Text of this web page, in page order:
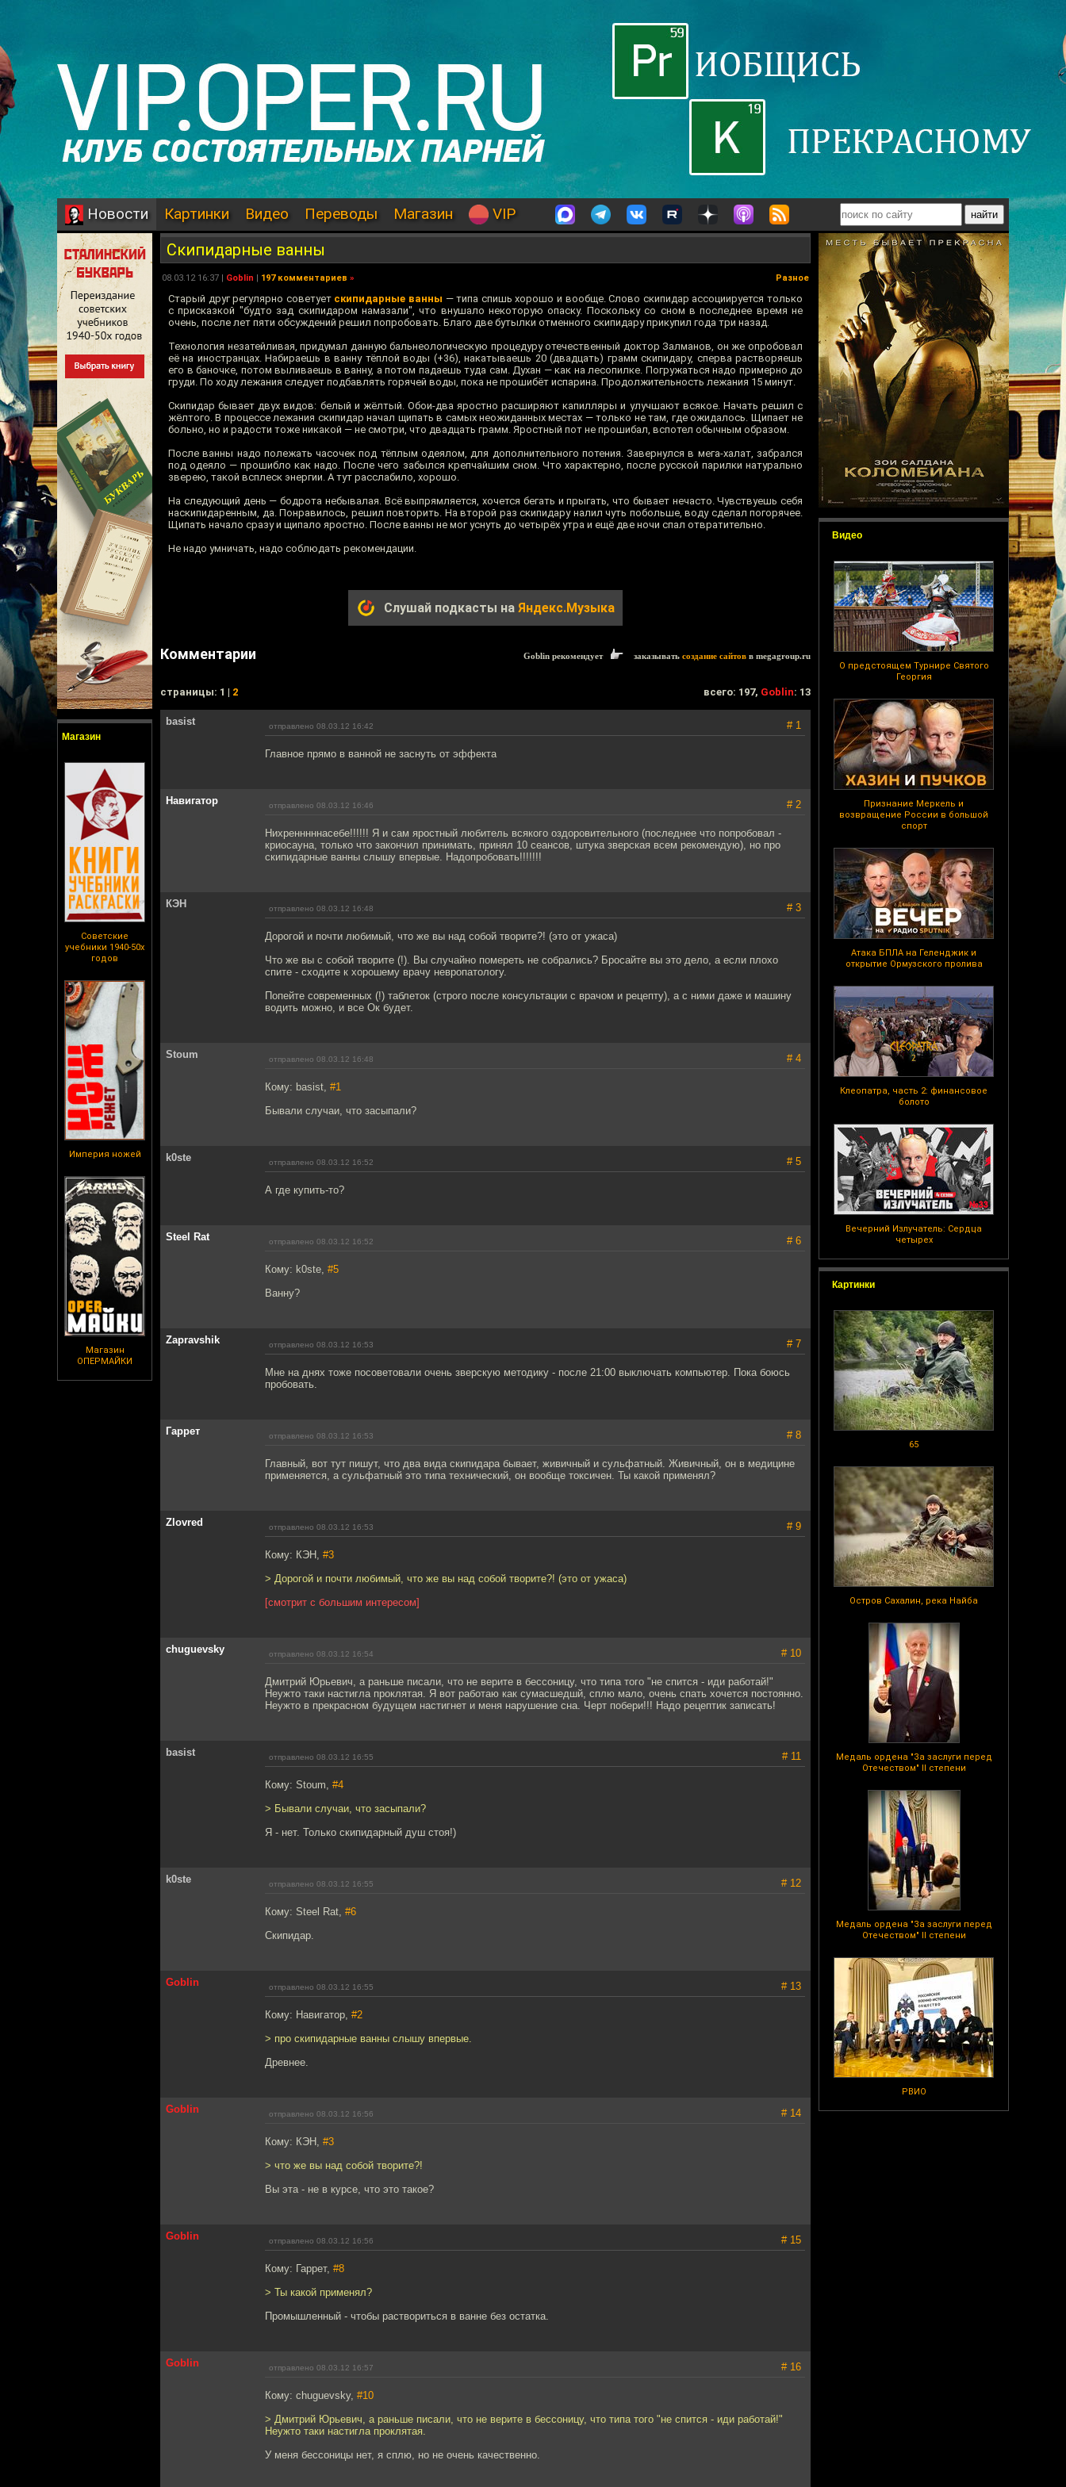
Новости Картинки Видео Переводы Магазин VIP
Магазин
Советские
учебники 1940-50х
годов
Империя ножей
Магазин
ОПЕРМАЙКИ
Видео
О предстоящем Турнире Святого
Георгия
Признание Меркель и
возвращение России в большой
спорт
Атака БПЛА на Геленджик и
открытие Ормузского пролива
Клеопатра, часть 2: финансовое
болото
Вечерний Излучатель: Сердца
четырех
Картинки
65
Остров Сахалин, река Найба
Медаль ордена "За заслуги перед
Отечеством" II степени
Медаль ордена "За заслуги перед
Отечеством" II степени
РВИО
Скипидарные ванны
08.03.12 16:37 | Goblin | 197 комментариев » Разное
Старый друг регулярно советует скипидарные ванны — типа спишь хорошо и вообще. Слово скипидар ассоциируется только
с присказкой "будто зад скипидаром намазали", что внушало некоторую опаску. Поскольку со сном в последнее время не
очень, после лет пяти обсуждений решил попробовать. Благо две бутылки отменного скипидару прикупил года три назад.
Технология незатейливая, придумал данную бальнеологическую процедуру отечественный доктор Залманов, он же опробовал
её на иностранцах. Набираешь в ванну тёплой воды (+36), накатываешь 20 (двадцать) грамм скипидару, сперва растворяешь
его в баночке, потом выливаешь в ванну, а потом падаешь туда сам. Духан — как на лесопилке. Погружаться надо примерно до
груди. По ходу лежания следует подбавлять горячей воды, пока не прошибёт испарина. Продолжительность лежания 15 минут.
Скипидар бывает двух видов: белый и жёлтый. Обои-два яростно расширяют капилляры и улучшают всякое. Начать решил с
жёлтого. В процессе лежания скипидар начал щипать в самых неожиданных местах — только не там, где ожидалось. Щипает не
больно, но и радости тоже никакой — не смотри, что двадцать грамм. Яростный пот не прошибал, вспотел обычным образом.
После ванны надо полежать часочек под тёплым одеялом, для дополнительного потения. Завернулся в мега-халат, забрался
под одеяло — прошибло как надо. После чего забылся крепчайшим сном. Что характерно, после русской парилки натурально
зверею, такой всплеск энергии. А тут расслабило, хорошо.
На следующий день — бодрота небывалая. Всё выпрямляется, хочется бегать и прыгать, что бывает нечасто. Чувствуешь себя
наскипидаренным, да. Понравилось, решил повторить. На второй раз скипидару налил чуть побольше, воду сделал погорячее.
Щипать начало сразу и щипало яростно. После ванны не мог уснуть до четырёх утра и ещё две ночи спал отвратительно.
Не надо умничать, надо соблюдать рекомендации.
Слушай подкасты на Яндекс.Музыка
Комментарии Goblin рекомендует заказывать создание сайтов в megagroup.ru
cтраницы: 1 | 2 всего: 197, Goblin: 13
basist отправлено 08.03.12 16:42 # 1
Главное прямо в ванной не заснуть от эффекта
Навигатор отправлено 08.03.12 16:46 # 2
Нихренннннасебе!!!!!! Я и сам яростный любитель всякого оздоровительного (последнее что попробовал -
криосауна, только что закончил принимать, принял 10 сеансов, штука зверская всем рекомендую), но про
скипидарные ванны слышу впервые. Надопробовать!!!!!!!
КЭН отправлено 08.03.12 16:48 # 3
Дорогой и почти любимый, что же вы над собой творите?! (это от ужаса)
Что же вы с собой творите (!). Вы случайно помереть не собрались? Бросайте вы это дело, а если плохо
спите - сходите к хорошему врачу невропатологу.
Попейте современных (!) таблеток (строго после консультации с врачом и рецепту), а с ними даже и машину
водить можно, и все Ок будет.
Stoum отправлено 08.03.12 16:48 # 4
Кому: basist, #1
Бывали случаи, что засыпали?
k0ste отправлено 08.03.12 16:52 # 5
А где купить-то?
Steel Rat отправлено 08.03.12 16:52 # 6
Кому: k0ste, #5
Ванну?
Zapravshik отправлено 08.03.12 16:53 # 7
Мне на днях тоже посоветовали очень зверскую методику - после 21:00 выключать компьютер. Пока боюсь
пробовать.
Гаррет отправлено 08.03.12 16:53 # 8
Главный, вот тут пишут, что два вида скипидара бывает, живичный и сульфатный. Живичный, он в медицине
применяется, а сульфатный это типа технический, он вообще токсичен. Ты какой применял?
Zlovred отправлено 08.03.12 16:53 # 9
Кому: КЭН, #3
> Дорогой и почти любимый, что же вы над собой творите?! (это от ужаса)
[смотрит с большим интересом]
chuguevsky отправлено 08.03.12 16:54 # 10
Дмитрий Юрьевич, а раньше писали, что не верите в бессоницу, что типа того "не спится - иди работай!"
Неужто таки настигла проклятая. Я вот работаю как сумасшедшй, сплю мало, очень спать хочется постоянно.
Неужто в прекрасном будущем настигнет и меня нарушение сна. Черт побери!!! Надо рецептик записать!
basist отправлено 08.03.12 16:55 # 11
Кому: Stoum, #4
> Бывали случаи, что засыпали?
Я - нет. Только скипидарный душ стоя!)
k0ste отправлено 08.03.12 16:55 # 12
Кому: Steel Rat, #6
Скипидар.
Goblin отправлено 08.03.12 16:55 # 13
Кому: Навигатор, #2
> про скипидарные ванны слышу впервые.
Древнее.
Goblin отправлено 08.03.12 16:56 # 14
Кому: КЭН, #3
> что же вы над собой творите?!
Вы эта - не в курсе, что это такое?
Goblin отправлено 08.03.12 16:56 # 15
Кому: Гаррет, #8
> Ты какой применял?
Промышленный - чтобы раствориться в ванне без остатка.
Goblin отправлено 08.03.12 16:57 # 16
Кому: chuguevsky, #10
> Дмитрий Юрьевич, а раньше писали, что не верите в бессоницу, что типа того "не спится - иди работай!"
Неужто таки настигла проклятая.
У меня бессоницы нет, я сплю, но не очень качественно.